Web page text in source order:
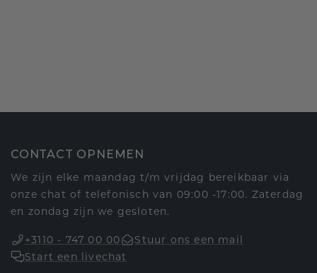
CONTACT OPNEMEN
We zijn elke maandag t/m vrijdag bereikbaar via
onze chat of telefonisch van 09:00 -17:00. Zaterdag
en zondag zijn we gesloten.
+3110 - 747 00 00
Stuur ons een mail
Start een livechat